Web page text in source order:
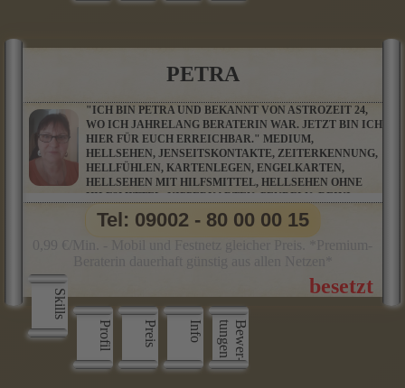
PETRA
"ICH BIN PETRA UND BEKANNT VON ASTROZEIT 24,
WO ICH JAHRELANG BERATERIN WAR. JETZT BIN ICH
HIER FÜR EUCH ERREICHBAR." MEDIUM,
HELLSEHEN, JENSEITSKONTAKTE, ZEITERKENNUNG,
HELLFÜHLEN, KARTENLEGEN, ENGELKARTEN,
HELLSEHEN MIT HILFSMITTEL, HELLSEHEN OHNE
HILFSMITTEL, KIPPERKARTEN, PENDELN, REIKI,
WAHRSAGEN, BOTSCHAFTEN AUS DER GEISTIGEN
WELT, CHANNELING, ENGELBOTSCHAFTEN,
ENGELKONTAKTE, TIERKOMMUNIKATION
Skills
Profil
Preis Info B
e
w
e
r
­
t
u
n
g
e
n
Tel: 09002 - 80 00 00 15